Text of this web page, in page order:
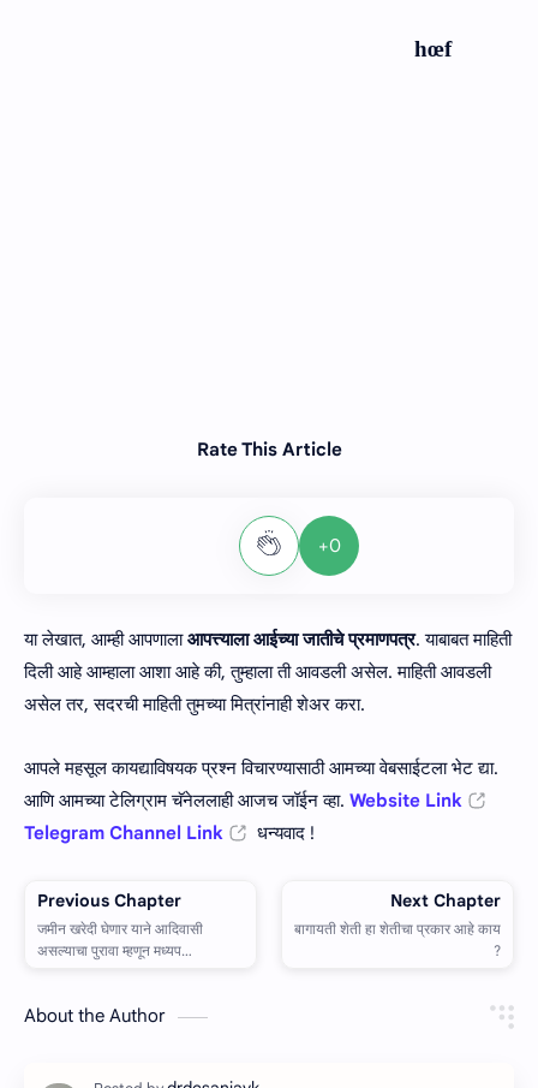
hœf
Rate This Article
+0
या लेखात, आम्ही आपणालाआपत्त्‍याला आईच्‍या जातीचे प्रमाणपत्र. याबाबत माहिती
दिली आहे आम्हाला आशा आहे की, तुम्हाला ती आवडली असेल. माहिती आवडली
असेल तर, सदरची माहिती तुमच्या मित्रांनाही शेअर करा.
आपले महसूल कायद्याविषयक प्रश्न विचारण्यासाठी आमच्या वेबसाईटला भेट द्या.
आणि आमच्या टेलिग्राम चॅनेललाही आजच जॉईन व्हा. Website Link
Telegram Channel Link
धन्यवाद !
About the Author